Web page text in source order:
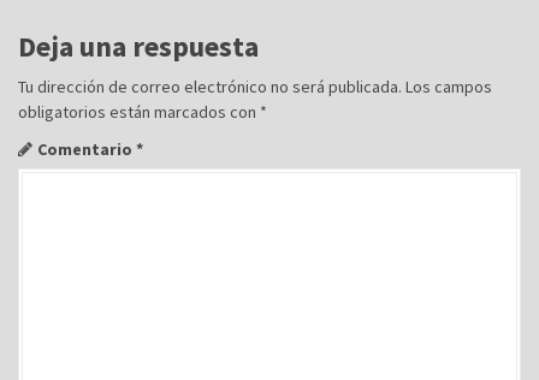
a
c
i
ó
n
Deja una respuesta
Tu dirección de correo electrónico no será publicada. Los campos
obligatorios están marcados con *
Comentario *